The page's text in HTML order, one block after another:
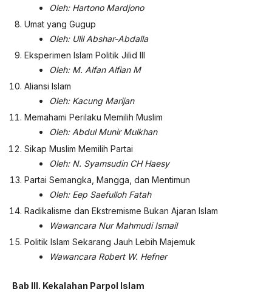
Oleh: Hartono Mardjono
Umat yang Gugup
Oleh: Ulil Abshar-Abdalla
Eksperimen Islam Politik Jilid III
Oleh: M. Alfan Alfian M
Aliansi Islam
Oleh: Kacung Marijan
Memahami Perilaku Memilih Muslim
Oleh: Abdul Munir Mulkhan
Sikap Muslim Memilih Partai
Oleh: N. Syamsudin CH Haesy
Partai Semangka, Mangga, dan Mentimun
Oleh: Eep Saefulloh Fatah
Radikalisme dan Ekstremisme Bukan Ajaran Islam
Wawancara Nur Mahmudi Ismail
Politik Islam Sekarang Jauh Lebih Majemuk
Wawancara Robert W. Hefner
Bab III. Kekalahan Parpol Islam